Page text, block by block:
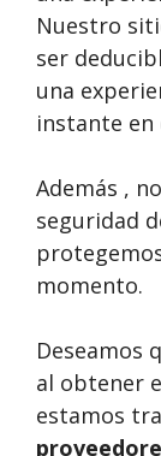
Nuestro
ser
una
instante en
Además ,
seguridad
momento.
Deseamos
al obtener
estamos